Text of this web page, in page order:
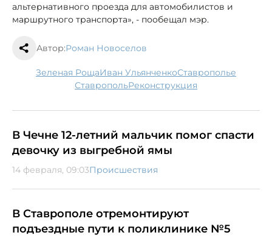
альтернативного проезда для автомобилистов и
маршрутного транспорта», - пообещал мэр.
Автор:Роман Новоселов
Зеленая Роща Иван Ульянченко Ставрополье
Ставрополь реконструкция
В Чечне 12-летний мальчик помог спасти
девочку из выгребной ямы
14 февраля, 09:03Происшествия
В Ставрополе отремонтируют
подъездные пути к поликлинике №5